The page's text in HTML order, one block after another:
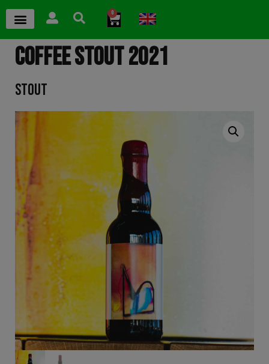
0
COFFEE STOUT 2021
STOUT